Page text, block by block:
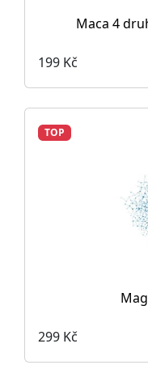
Maca 4
199 Kč
TOP
299 Kč